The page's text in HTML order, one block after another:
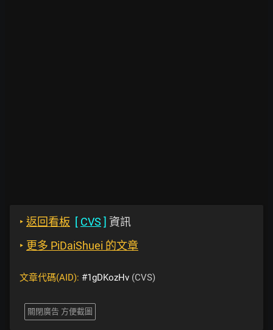
‣ 返回看板 [ CVS ] 資訊
‣ 更多 PiDaiShuei 的文章
文章代碼(AID): #1gDKozHv (CVS)
關閉廣告 方便截圖